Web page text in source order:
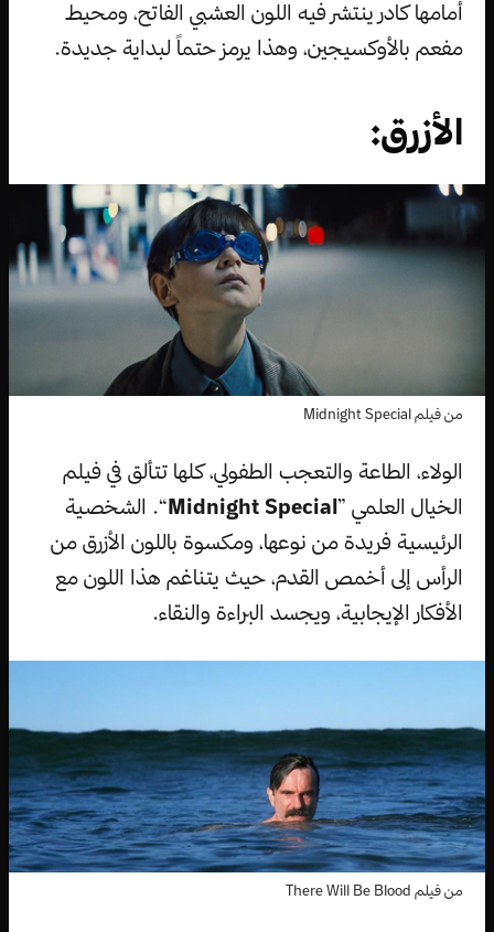
أمامها كادر ينتشر فيه اللون العشبي الفاتح، ومحيط
مفعم بالأوكسيجين، وهذا يرمز حتماً لبداية جديدة.
الأزرق:
من فيلم Midnight Special
الولاء، الطاعة والتعجب الطفولي، كلها تتألق في فيلم
الخيال العلمي ”Midnight Special“. الشخصية
الرئيسية فريدة من نوعها، ومكسوة باللون الأزرق من
الرأس إلى أخمص القدم، حيث يتناغم هذا اللون مع
الأفكار الإيجابية، ويجسد البراءة والنقاء.
من فيلم There Will Be Blood